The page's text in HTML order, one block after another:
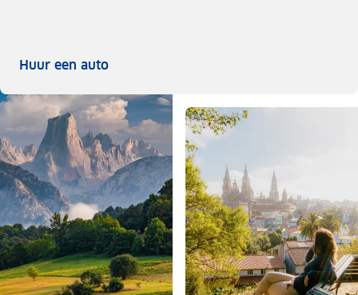
Huur een autoHuur een auto